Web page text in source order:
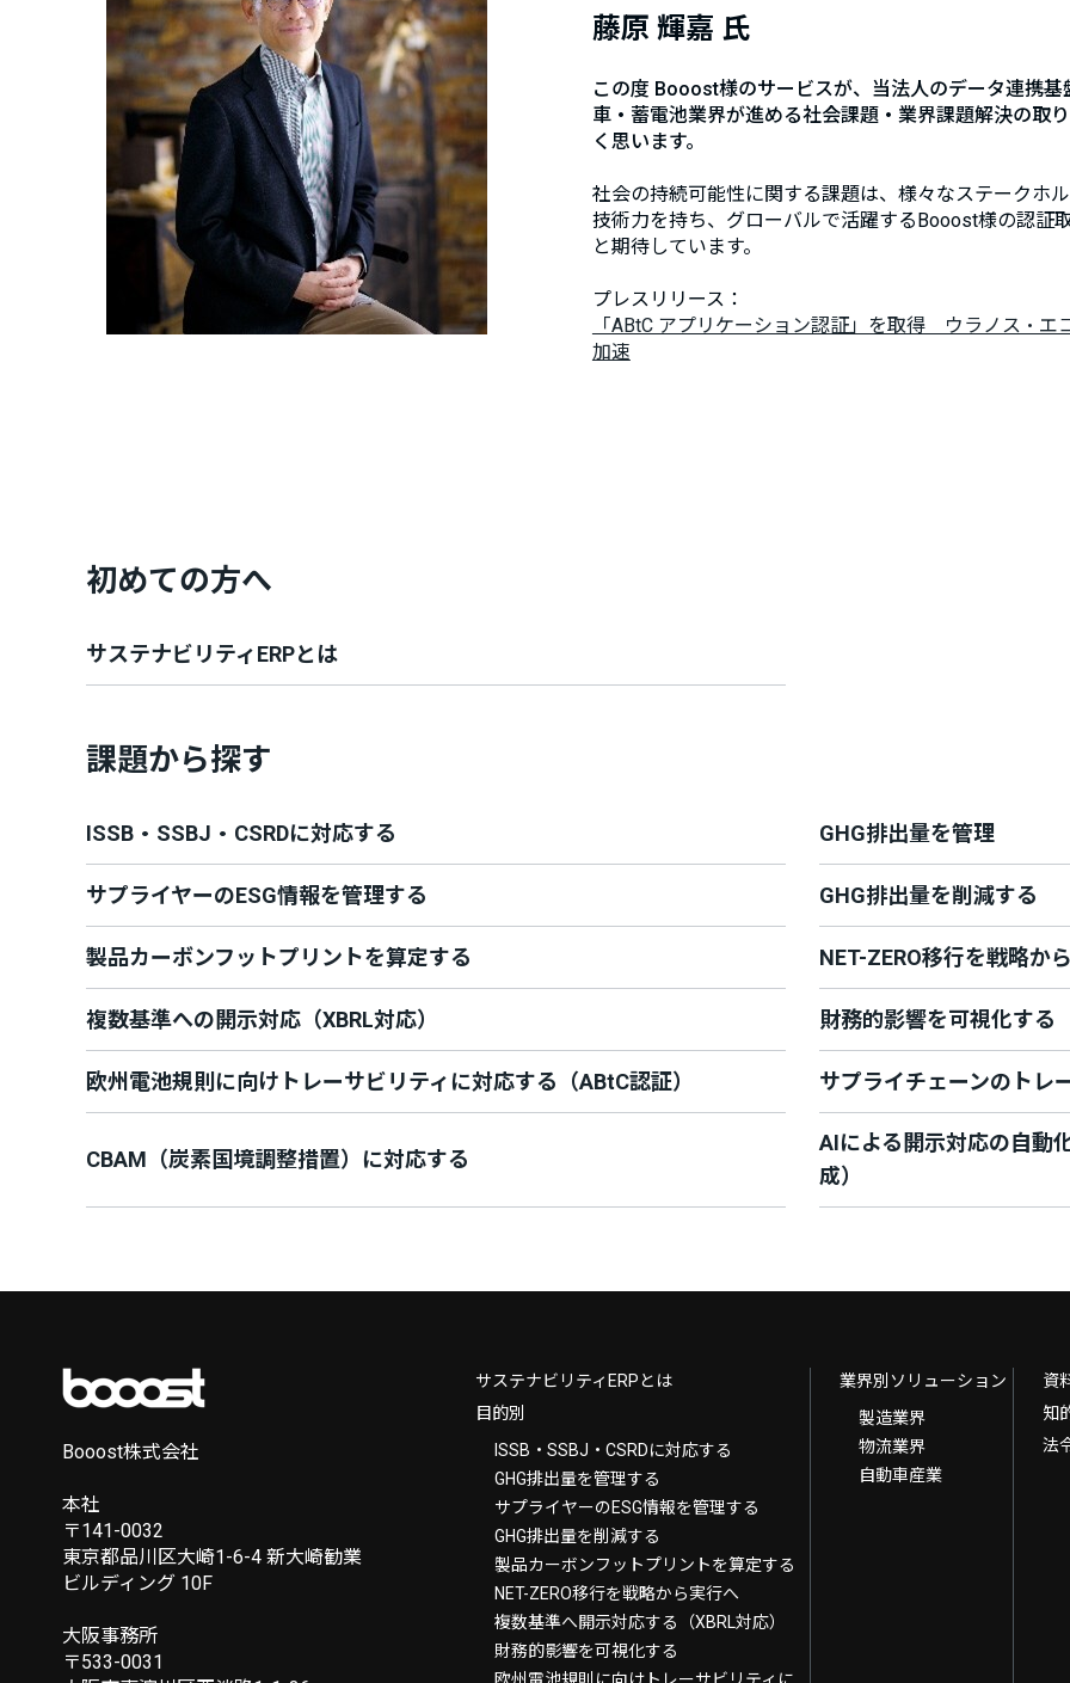
藤原 輝嘉 氏
この度 Booost様のサービスが、当法人のデータ連携
車・蓄電池業界が進める社会課題・業界課題解決の取
く思います。
社会の持続可能性に関する課題は、様々なステークホ
技術力を持ち、グローバルで活躍するBooost様の認証
と期待しています。
プレスリリース：
「ABtC アプリケーション認証」を取得 ウラノス・
加速
初めての方へ
サステナビリティERPとは
課題から探す
ISSB・SSBJ・CSRDに対応する GHG排出量を管理
サプライヤーのESG情報を管理する GHG排出量を削減する
製品カーボンフットプリントを算定する NET-ZERO移行を戦略か
複数基準への開示対応（XBRL対応） 財務的影響を可視化する
欧州電池規則に向けトレーサビリティに対応する（ABtC認証） サプライチェーンのトレ
CBAM（炭素国境調整措置）に対応する
AIによる開示対応の自動
成）
Booost株式会社
本社
〒141-0032
東京都品川区大崎1-6-4 新大崎勧業
ビルディング 10F
大阪事務所
〒533-0031
サステナビリティERPとは
目的別
ISSB・SSBJ・CSRDに対応する
GHG排出量を管理する
サプライヤーのESG情報を管理する
GHG排出量を削減する
製品カーボンフットプリントを算定する
NET-ZERO移行を戦略から実行へ
複数基準へ開示対応する（XBRL対応）
財務的影響を可視化する
業界別ソリューション
製造業界
物流業界
自動車産業
資
知
法